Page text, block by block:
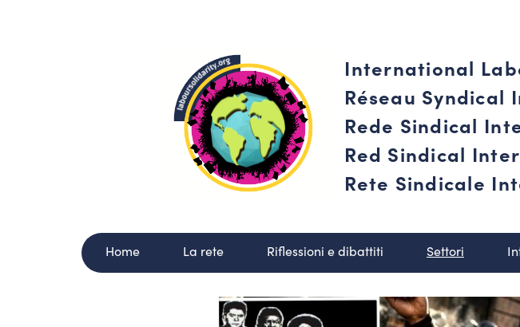
International
Réseau
Rede Sindical
Red Sindical
Rete Sindicale
Home La rete Riflessioni e dibattiti Settori